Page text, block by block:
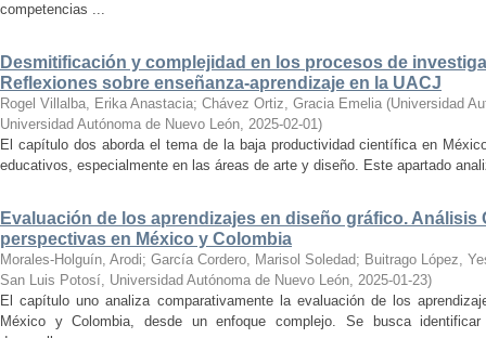
competencias ...
Desmitificación y complejidad en los procesos de
Reflexiones sobre enseñanza-aprendizaje en la UACJ
Rogel Villalba, Erika Anastacia; Chávez Ortiz, Gracia Emelia (Universidad
Universidad Autónoma de Nuevo León, 2025-02-01)
El capítulo dos aborda el tema de la baja productividad científica en
educativos, especialmente en las áreas de arte y diseño. Este apartado
Evaluación de los aprendizajes en diseño gráfico. Análisis
perspectivas en México y Colombia
Morales-Holguín, Arodi; García Cordero, Marisol Soledad; Buitrago López,
San Luis Potosí, Universidad Autónoma de Nuevo León, 2025-01-23)
El capítulo uno analiza comparativamente la evaluación de los
México y Colombia, desde un enfoque complejo. Se busca